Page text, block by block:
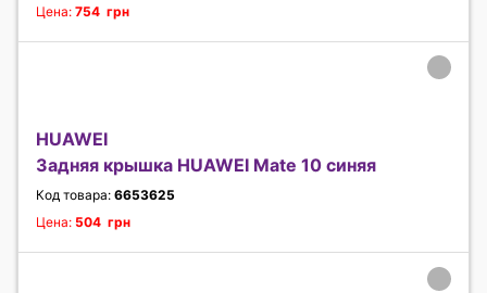
Цена: 754 грн
HUAWEI
Задняя крышка HUAWEI Mate 10 синяя
Код товара: 6653625
Цена: 504 грн